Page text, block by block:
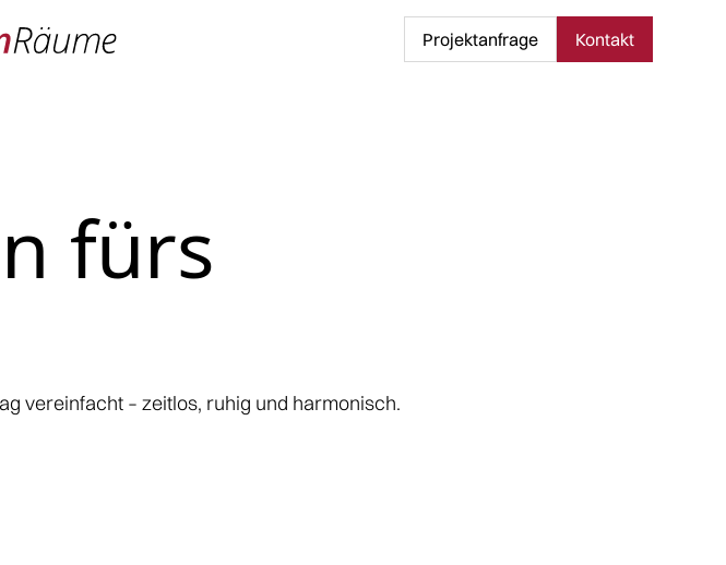
Projektanfrage Kontakt
fürs
vereinfacht – zeitlos, ruhig und harmonisch.